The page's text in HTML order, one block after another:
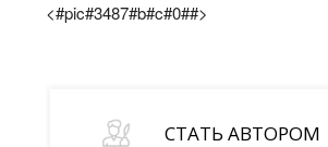
<#pic#3487#b#c#0##>
СТАТЬ АВТОРОМ